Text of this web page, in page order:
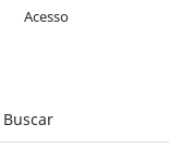
Buscar
Acesso